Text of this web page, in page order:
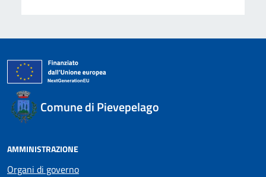
Comune di Pievepelago
AMMINISTRAZIONE
Organi di governo